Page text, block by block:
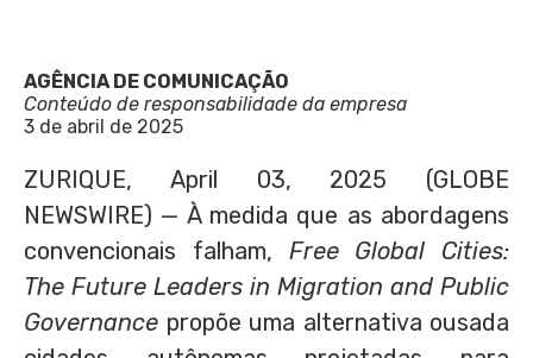
AGÊNCIA DE COMUNICAÇÃO
Conteúdo de responsabilidade da empresa
3 de abril de 2025
ZURIQUE, April 03, 2025 (GLOBE
NEWSWIRE) — À medida que as abordagens
convencionais falham, Free Global Cities:
The Future Leaders in Migration and Public
Governance propõe uma alternativa ousada